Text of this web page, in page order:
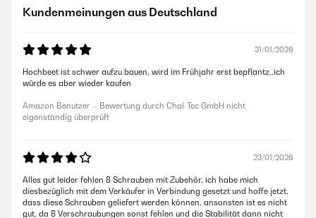
Kundenmeinungen aus Deutschland
31/01/2026
Hochbeet ist schwer aufzu bauen, wird im Frühjahr erst bepflantz,.ich
würde es aber wieder kaufen
Amazon Benutzer – Bewertung durch Chal-Tec GmbH nicht
eigenständig überprüft
23/01/2026
Alles gut leider fehlen 8 Schrauben mit Zubehör, ich habe mich
diesbezüglich mit dem Verkäufer in Verbindung gesetzt und hoffe jetzt,
dass diese Schrauben geliefert werden können, ansonsten ist es nicht
gut, da 8 Verschraubungen sonst fehlen und die Stabilität dann nicht